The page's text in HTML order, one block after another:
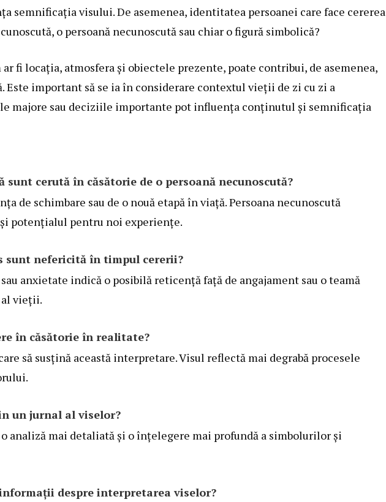
semnificația visului. De asemenea, identitatea persoanei care face cererea
o persoană necunoscută sau chiar o figură simbolică?
fi locația, atmosfera și obiectele prezente, poate contribui, de asemenea,
Este important să se ia în considerare contextul vieții de zi cu zi a
majore sau deciziile importante pot influența conținutul și semnificația
sunt cerută în căsătorie de o persoană necunoscută?
de schimbare sau de o nouă etapă în viață. Persoana necunoscută
potențialul pentru noi experiențe.
sunt nefericită în timpul cererii?
anxietate indică o posibilă reticență față de angajament sau o teamă
al vieții.
în căsătorie în realitate?
să susțină această interpretare. Visul reflectă mai degrabă procesele
un jurnal al viselor?
analiză mai detaliată și o înțelegere mai profundă a simbolurilor și
despre interpretarea viselor?